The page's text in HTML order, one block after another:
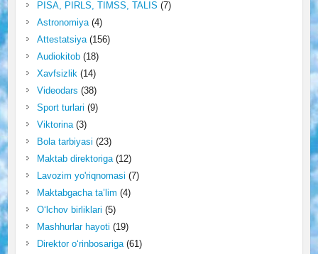
PISA, PIRLS, TIMSS, TALIS (7)
Astronomiya(4)
Attestatsiya(156)
Audiokitob(18)
Xavfsizlik (14)
Videodars (38)
Sport turlari (9)
Viktorina(3)
Bola tarbiyasi (23)
Maktab direktoriga(12)
Lavozim yo'riqnomasi (7)
Maktabgacha ta’lim (4)
O‘lchov birliklari (5)
Mashhurlar hayoti (19)
Direktor o‘rinbosariga(61)